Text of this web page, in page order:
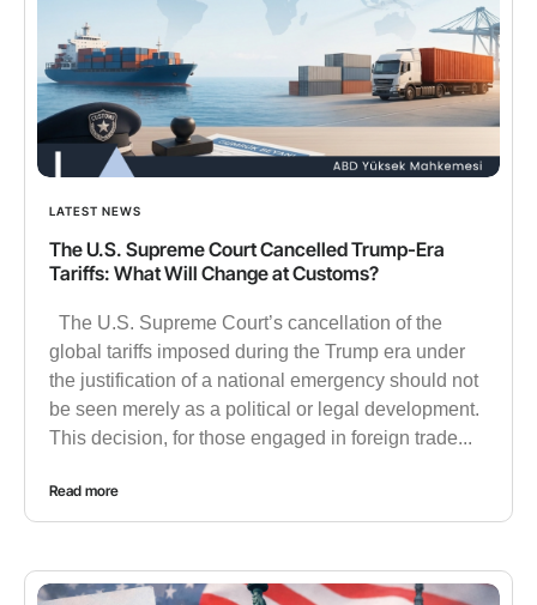
LATEST NEWS
The U.S. Supreme Court Cancelled Trump-Era
Tariffs: What Will Change at Customs?
The U.S. Supreme Court’s cancellation of the
global tariffs imposed during the Trump era under
the justification of a national emergency should not
be seen merely as a political or legal development.
This decision, for those engaged in foreign trade...
Read more